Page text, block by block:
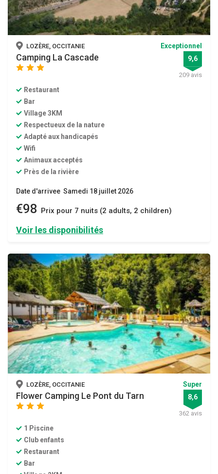
LOZÈRE, OCCITANIE
Camping La Cascade
star star
Exceptionnel
9,6
209 avis
Restaurant
Bar
Village 3KM
Respectueux de la nature
Adapté aux handicapés
Wifi
Animaux acceptés
Près de la rivière
Date d'arrivee Samedi 18 juillet 2026
€98 Prix ​​pour 7 nuits (2 adults, 2 children)
Voir les disponibilités
LOZÈRE, OCCITANIE
Flower Camping Le Pont du Tarn
star star
Super
8,6
362 avis
1 Piscine
Club enfants
Restaurant
Bar